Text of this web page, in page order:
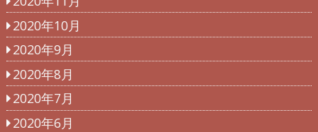
2020年10月
2020年9月
2020年8月
2020年7月
2020年6月